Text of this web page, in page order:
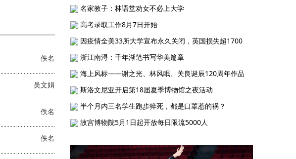
佚名
吴文娟
佚名
佚名
名家教子：林语堂劝女不必上大学
高考录取工作8月7日开始
因疫情全美33所大学宣布永久关闭，英国损失超1700
浙江南浔：千年湖笔书写华美篇章
海上风标——谢之光、林风眠、关良诞辰120周年作品
斯洛文尼亚开启第18届夏季博物馆之夜活动
半个月内三名学生跑步猝死，都是口罩惹的祸？
故宫博物院5月1日起开放每日限流5000人